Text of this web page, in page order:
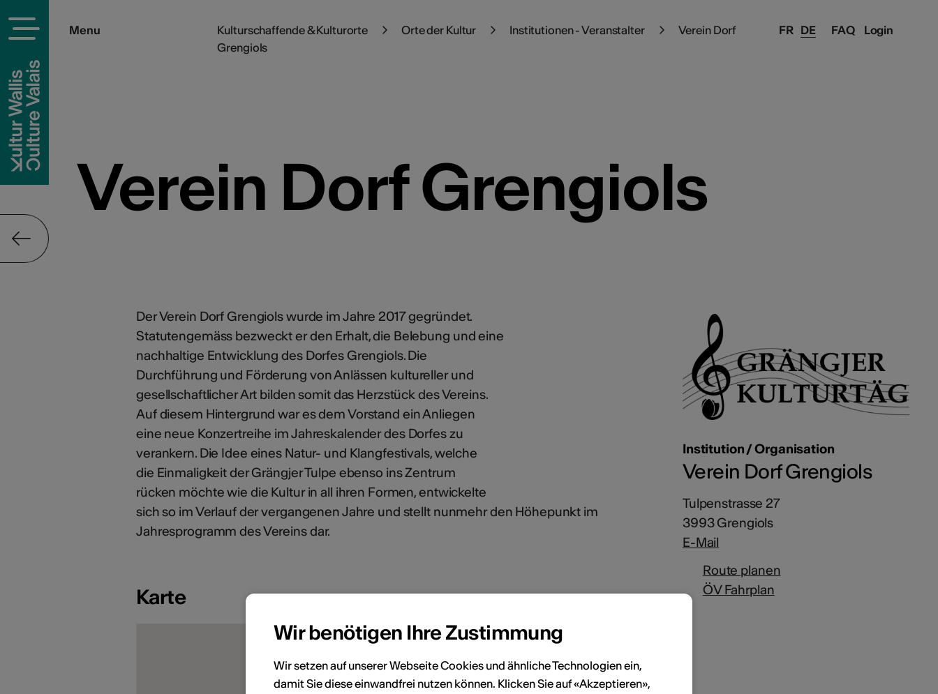
FAQ Login
Menu FR DE
Kulturschaffende & Kulturorte Orte der Kultur Institutionen - Veranstalter
Verein Dorf
Grengiols
Verein Dorf Grengiols
Der Verein Dorf Grengiols wurde im Jahre 2017 gegründet.
Statutengemäss bezweckt er den Erhalt, die Belebung und eine
nachhaltige Entwicklung des Dorfes Grengiols. Die
Durchführung und Förderung von Anlässen kultureller und
gesellschaftlicher Art bilden somit das Herzstück des Vereins.
Auf diesem Hintergrund war es dem Vorstand ein Anliegen
eine neue Konzertreihe im Jahreskalender des Dorfes zu
verankern. Die Idee eines Natur- und Klangfestivals, welche
die Einmaligkeit der Grängjer Tulpe ebenso ins Zentrum
rücken möchte wie die Kultur in all ihren Formen, entwickelte
sich so im Verlauf der vergangenen Jahre und stellt nunmehr den Höhepunkt im
Jahresprogramm des Vereins dar.
Karte
Institution / Organisation
Verein Dorf Grengiols
Tulpenstrasse 27
3993 Grengiols
E-Mail
Route planen
ÖV Fahrplan
Wir benötigen Ihre Zustimmung
Wir setzen auf unserer Webseite Cookies und ähnliche Technologien ein,
damit Sie diese einwandfrei nutzen können. Klicken Sie auf «Akzeptieren»,